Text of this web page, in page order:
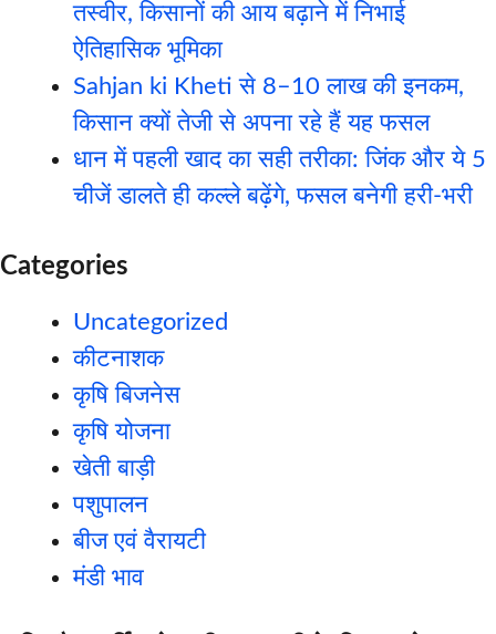
तस्वीर, किसानों की आय बढ़ाने में निभाई
ऐतिहासिक भूमिका
Sahjan ki Kheti से 8–10 लाख की इनकम,
किसान क्यों तेजी से अपना रहे हैं यह फसल
धान में पहली खाद का सही तरीका: जिंक और ये 5
चीजें डालते ही कल्ले बढ़ेंगे, फसल बनेगी हरी-भरी
Categories
Uncategorized
कीटनाशक
कृषि बिजनेस
कृषि योजना
खेती बाड़ी
पशुपालन
बीज एवं वैरायटी
मंडी भाव